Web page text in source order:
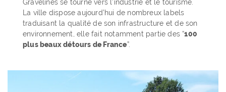
Gravelines se tourne vers l’industrie et le tourisme.
La ville dispose aujourd’hui de nombreux labels
traduisant la qualité de son infrastructure et de son
environnement, elle fait notamment partie des “100
plus beaux détours de France”.